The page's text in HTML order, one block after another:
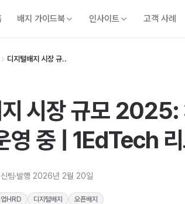
배지 가이드북 인사이트 고객 사례
디지털배지 시장 규..
시장 규모
영 중 | 1EdTech
팀 발행 2026년 2월 20일
HRD 디지털배지 오픈배지